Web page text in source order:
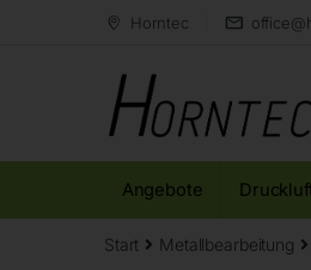
Horntec
Angebote
Start Metallbearbeitung